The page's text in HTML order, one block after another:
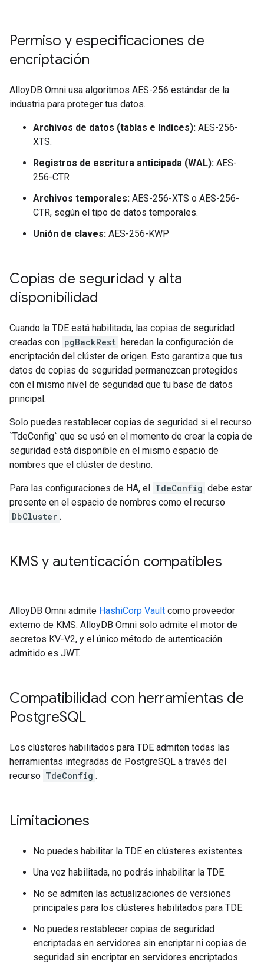
Permiso y especificaciones de
encriptación
AlloyDB Omni usa algoritmos AES-256 estándar de la
industria para proteger tus datos.
Archivos de datos (tablas e índices): AES-256-
XTS.
Registros de escritura anticipada (WAL): AES-
256-CTR
Archivos temporales: AES-256-XTS o AES-256-
CTR, según el tipo de datos temporales.
Unión de claves: AES-256-KWP
Copias de seguridad y alta
disponibilidad
Cuando la TDE está habilitada, las copias de seguridad
creadas con pgBackRest heredan la configuración de
encriptación del clúster de origen. Esto garantiza que tus
datos de copias de seguridad permanezcan protegidos
con el mismo nivel de seguridad que tu base de datos
principal.
Solo puedes restablecer copias de seguridad si el recurso
`TdeConfig` que se usó en el momento de crear la copia de
seguridad está disponible en el mismo espacio de
nombres que el clúster de destino.
Para las configuraciones de HA, el TdeConfig debe estar
presente en el espacio de nombres como el recurso
DbCluster .
KMS y autenticación compatibles
AlloyDB Omni admite HashiCorp Vault como proveedor
externo de KMS. AlloyDB Omni solo admite el motor de
secretos KV-V2, y el único método de autenticación
admitido es JWT.
Compatibilidad con herramientas de
PostgreSQL
Los clústeres habilitados para TDE admiten todas las
herramientas integradas de PostgreSQL a través del
recurso TdeConfig .
Limitaciones
No puedes habilitar la TDE en clústeres existentes.
Una vez habilitada, no podrás inhabilitar la TDE.
No se admiten las actualizaciones de versiones
principales para los clústeres habilitados para TDE.
No puedes restablecer copias de seguridad
encriptadas en servidores sin encriptar ni copias de
seguridad sin encriptar en servidores encriptados.